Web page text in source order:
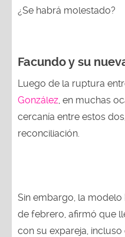
¿Se habrá molestado?
Facundo y su
Luego de la ruptura
González , en muchas
cercanía entre estos
reconciliación.
Sin embargo, la
de febrero, afirmó que
con su expareja,